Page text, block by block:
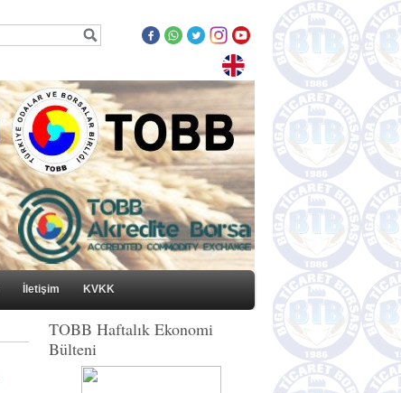
İletişim KVKK
TOBB Haftalık Ekonomi
Bülteni